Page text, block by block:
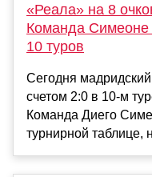
«Реала» на 8
Команда Симеоне
10 туров
Сегодня
счетом 2:0 в 10-м
Команда Диего
турнирной таблице,